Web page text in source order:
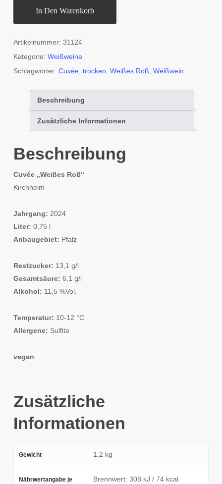
In Den Warenkorb
Artikelnummer: 31124
Kategorie: Weißweine
Schlagwörter: Cuvée, trocken Weißes Roß Weißwein
Beschreibung
Zusätzliche Informationen
Beschreibung
Cuvée „Weißes Roß“
Kirchheim
Jahrgang: 2024
Liter: 0,75 l
Anbaugebiet: Pfalz
Restzucker: 13,1 g/l
Gesamtsäure: 6,1 g/l
Alkohol: 11,5 %Vol.
Temperatur: 10-12 °C
Allergene: Sulfite
vegan
Zusätzliche
Informationen
Gewicht 1,2 kg
Nährwertangabe je
Brennwert: 308 kJ / 74 kcal